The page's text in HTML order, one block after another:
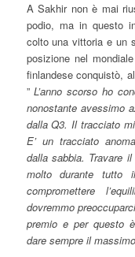
A Sakhir non è mai
podio, ma in questo
colto una vittoria e un
posizione nel
finlandese conquistò,
”L’anno scorso ho
nonostante avessimo
dalla Q3. Il tracciato
E’ un tracciato
dalla sabbia. Travare
molto durante tutto
compromettere
dovremmo
premio e per questo
dare sempre il